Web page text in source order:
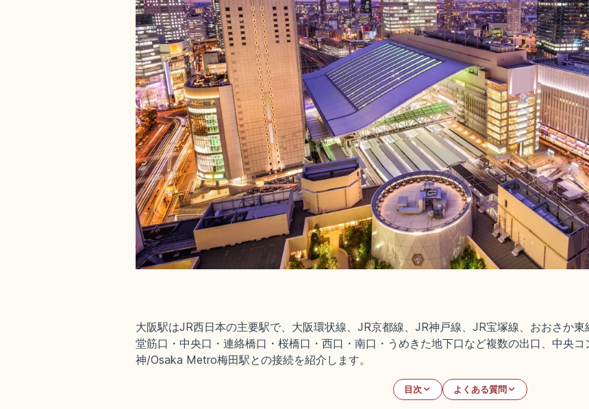
大阪駅はJR西日本の主要駅で、大阪環状線、JR京都線、JR神戸線、JR宝塚線、おおさか
堂筋口・中央口・連絡橋口・桜橋口・西口・南口・うめきた地下口など複数の出口、中央
神/Osaka Metro梅田駅との接続を紹介します。
目次 よくある質問